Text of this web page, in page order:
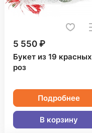
5 550 ₽
Букет из 19 красных
роз
Подробнее
В корзину